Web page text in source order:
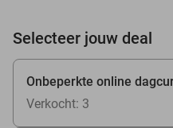
Selecteer jouw deal
Onbeperkte online
Verkocht: 3